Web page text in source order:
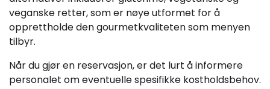
veganske retter, som er nøye utformet for å
opprettholde den gourmetkvaliteten som menyen
tilbyr.
Når du gjør en reservasjon, er det lurt å informere
personalet om eventuelle spesifikke kostholdsbehov.